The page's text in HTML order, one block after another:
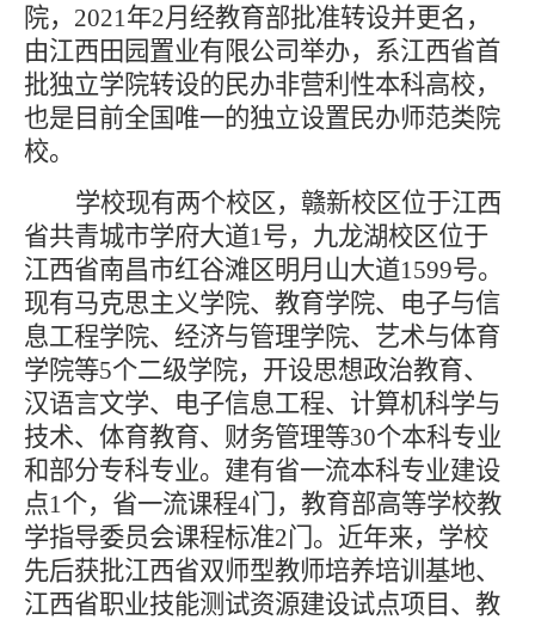
院，2021年2月经教育部批准转设并更名，
由江西田园置业有限公司举办，系江西省首
批独立学院转设的民办非营利性本科高校，
也是目前全国唯一的独立设置民办师范类院
校。
学校现有两个校区，赣新校区位于江西
省共青城市学府大道1号，九龙湖校区位于
江西省南昌市红谷滩区明月山大道1599号。
现有马克思主义学院、教育学院、电子与信
息工程学院、经济与管理学院、艺术与体育
学院等5个二级学院，开设思想政治教育、
汉语言文学、电子信息工程、 计算机科学与
技术、体育教育、财务管理等30个本科专业
和部分专科专业。建有省一流本科专业建设
点1个，省一流课程4门，教育部高等学校教
学指导委员会课程标准2门。近年来，学校
先后获批江西省双师型教师培养培训基地、
江西省职业技能测试资源建设试点项目、教